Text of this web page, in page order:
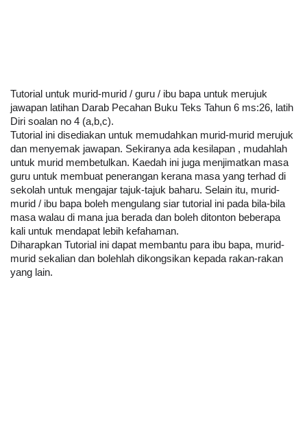
Tutorial untuk murid-murid / guru / ibu bapa untuk merujuk
jawapan latihan Darab Pecahan Buku Teks Tahun 6 ms:26, latih
Diri soalan no 4 (a,b,c).
Tutorial ini disediakan untuk memudahkan murid-murid merujuk
dan menyemak jawapan. Sekiranya ada kesilapan , mudahlah
untuk murid membetulkan. Kaedah ini juga menjimatkan masa
guru untuk membuat penerangan kerana masa yang terhad di
sekolah untuk mengajar tajuk-tajuk baharu. Selain itu, murid-
murid / ibu bapa boleh mengulang siar tutorial ini pada bila-bila
masa walau di mana jua berada dan boleh ditonton beberapa
kali untuk mendapat lebih kefahaman.
Diharapkan Tutorial ini dapat membantu para ibu bapa, murid-
murid sekalian dan bolehlah dikongsikan kepada rakan-rakan
yang lain.